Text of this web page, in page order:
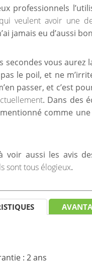
professionnels
veulent avoir une
jamais eu d’aussi
secondes vous aurez
le poil, et ne
passer, et c’est
. Dans des
comme
voir aussi les avis
sont tous élogieux.
: 2 ans